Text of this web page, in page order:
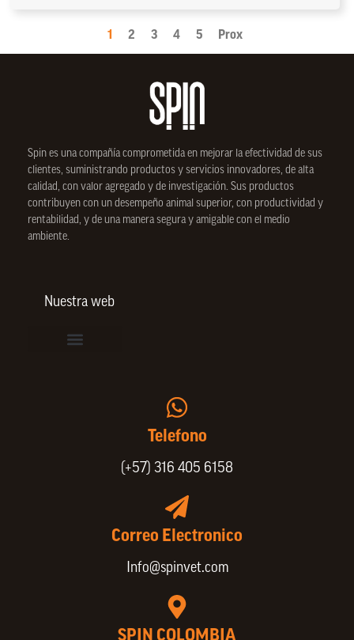
1 2 3 4 5 Prox
Spin es una compañía comprometida en mejorar la efectividad de sus
clientes, suministrando productos y servicios innovadores, de alta
calidad, con valor agregado y de investigación. Sus productos
contribuyen con un desempeño animal superior, con productividad y
rentabilidad, y de una manera segura y amigable con el medio
ambiente.
Nuestra web
Telefono
(+57) 316 405 6158
Correo Electronico
Info@spinvet.com
SPIN COLOMBIA